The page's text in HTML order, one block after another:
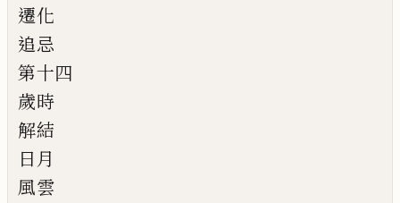
遷化
追忌
第十四
歲時
解結
日月
風雲